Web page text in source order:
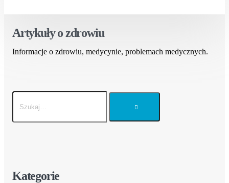
Artykuły o zdrowiu
Informacje o zdrowiu, medycynie, problemach medycznych.
Kategorie